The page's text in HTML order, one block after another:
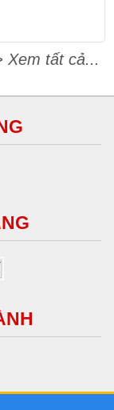
Xem tất cả...